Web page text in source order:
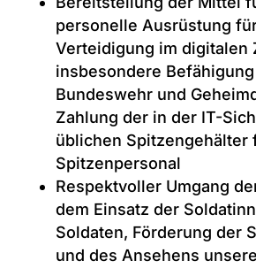
personelle Ausrüstung
Verteidigung im digitalen
insbesondere
Bundeswehr und
Zahlung der in der IT-
üblichen Spitzengehälter
Spitzenpersonal
Respektvoller Umgang
dem Einsatz der
Soldaten, Förderung der
und des Ansehens